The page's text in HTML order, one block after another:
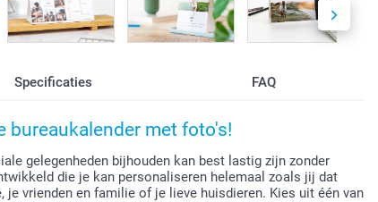
Specificaties FAQ
bureaukalender met foto's!
gelegenheden bijhouden kan best lastig zijn zonder
die je kan personaliseren helemaal zoals jij dat
vrienden en familie of je lieve huisdieren. Kies uit één van